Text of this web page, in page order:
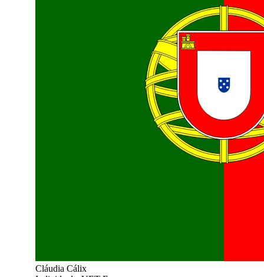
Cláudia Cálix